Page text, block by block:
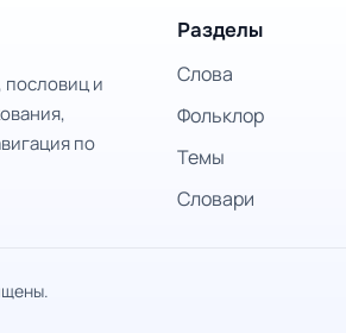
и
по
Разделы
Слова
Фольклор
Темы
Словари